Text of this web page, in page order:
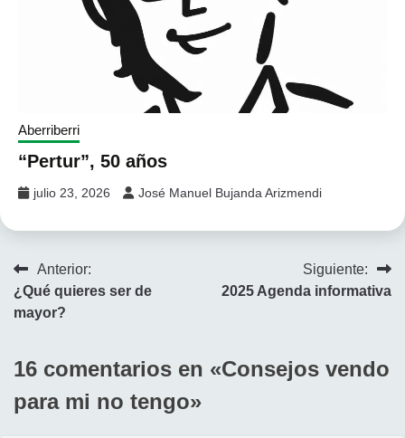
Aberriberri
“Pertur”, 50 años
julio 23, 2026 José Manuel Bujanda Arizmendi
Navegación
de
Anterior:
¿Qué quieres ser de
mayor?
Siguiente:
2025 Agenda informativa
16 comentarios en «Consejos vendo
para mi no tengo»